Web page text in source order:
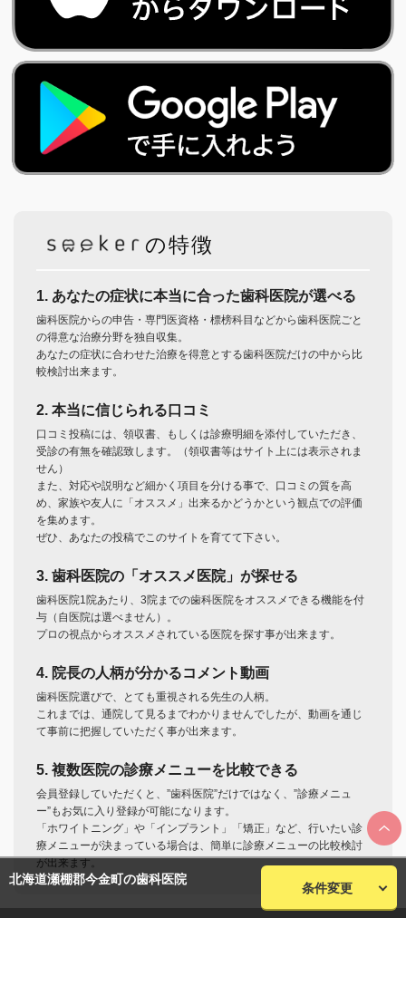
北海道瀬棚郡今金町の歯科医院
条件変更
の特徴
1. あなたの症状に本当に合った歯科医院が選べる
歯科医院からの申告・専門医資格・標榜科目などから歯科医院ごと
の得意な治療分野を独自収集。
あなたの症状に合わせた治療を得意とする歯科医院だけの中から比
較検討出来ます。
2. 本当に信じられる口コミ
口コミ投稿には、領収書、もしくは診療明細を添付していただき、
受診の有無を確認致します。（領収書等はサイト上には表示されま
せん）
また、対応や説明など細かく項目を分ける事で、口コミの質を高
め、家族や友人に「オススメ」出来るかどうかという観点での評価
を集めます。
ぜひ、あなたの投稿でこのサイトを育てて下さい。
3. 歯科医院の「オススメ医院」が探せる
歯科医院1院あたり、3院までの歯科医院をオススメできる機能を付
与（自医院は選べません）。
プロの視点からオススメされている医院を探す事が出来ます。
4. 院長の人柄が分かるコメント動画
歯科医院選びで、とても重視される先生の人柄。
これまでは、通院して見るまでわかりませんでしたが、動画を通じ
て事前に把握していただく事が出来ます。
5. 複数医院の診療メニューを比較できる
会員登録していただくと、”歯科医院”だけではなく、”診療メニュ
ー”もお気に入り登録が可能になります。
「ホワイトニング」や「インプラント」「矯正」など、行いたい診
療メニューが決まっている場合は、簡単に診療メニューの比較検討
が出来ます。